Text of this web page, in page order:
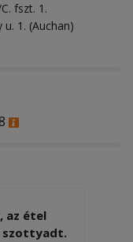
fszt. 1.
1. (Auchan)
az étel
szottyadt.